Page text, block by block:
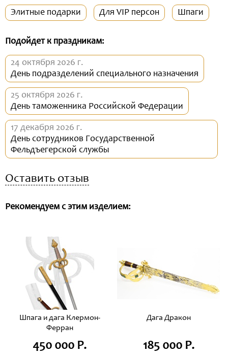
Элитные подарки Для VIP персон Шпаги
Подойдет к праздникам:
24 октября 2026 г.
День подразделений специального назначения
25 октября 2026 г.
День таможенника Российской Федерации
17 декабря 2026 г.
День сотрудников Государственной
Фельдъегерской службы
Оставить отзыв
Рекомендуем с этим изделием:
Шпага и дага Клермон-
Ферран
450 000 Р.
Дага Дракон
185 000 Р.